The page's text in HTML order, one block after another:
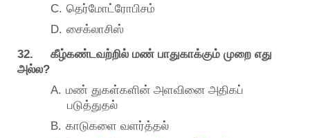
C. தெர்மோட்ரோபிசம்
D. சைக்லாசிஸ்
32. கீழ்கண்டவற்றில் மண் பாதுகாக்கும் முறை எது
அல்ல?
A. மண் துகள்களின் அளவினை அதிகப்
படுத்துதல்
B. காடுகளை வளர்த்தல்